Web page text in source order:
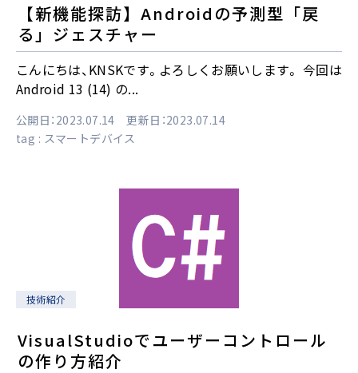
【新機能探訪】Androidの予測型「戻
る」ジェスチャー
こんにちは、KNSKです。よろしくお願いします。 今回は
Android 13 (14) の...
公開日：2023.07.14 更新日：2023.07.14
tag : スマートデバイス
技術紹介
VisualStudioでユーザーコントロール
の作り方紹介